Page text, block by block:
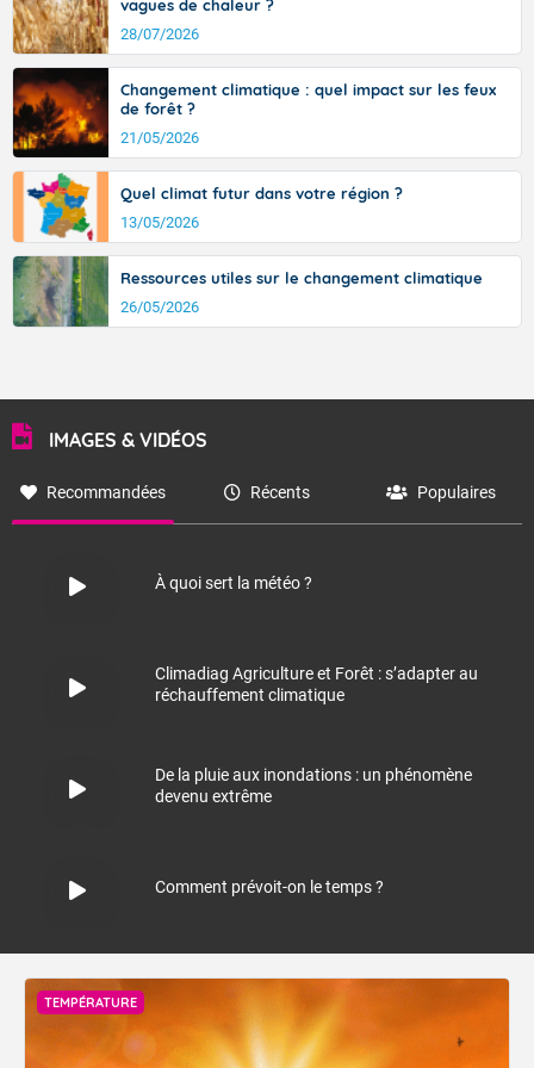
vagues de chaleur ?
28/07/2026
Changement climatique : quel impact sur les feux
de forêt ?
21/05/2026
Quel climat futur dans votre région ?
13/05/2026
Ressources utiles sur le changement climatique
26/05/2026
IMAGES & VIDÉOS
Recommandées Récents Populaires
À quoi sert la météo ?
Climadiag Agriculture et Forêt : s’adapter au
réchauffement climatique
De la pluie aux inondations : un phénomène
devenu extrême
Comment prévoit-on le temps ?
TEMPÉRATURE